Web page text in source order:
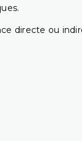
directe ou